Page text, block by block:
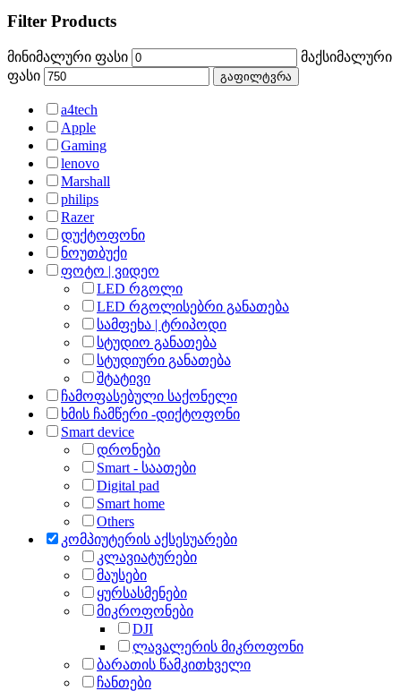
Filter Products
მინიმალური ფასი
მაქსიმალური
ფასი
გაფილტვრა
a4tech
Apple
Gaming
lenovo
Marshall
philips
Razer
დუქტოფონი
ნოუთბუქი
ფოტო | ვიდეო
LED რგოლი
LED რგოლისებრი განათება
სამფეხა | ტრიპოდი
სტუდიო განათება
სტუდიური განათება
შტატივი
ჩამოფასებული საქონელი
ხმის ჩამწერი -დიქტოფონი
Smart device
დრონები
Smart - საათები
Digital pad
Smart home
Others
კომპიუტერის აქსესუარები
კლავიატურები
მაუსები
ყურსასმენები
მიკროფონები
DJI
ლავალერის მიკროფონი
ბარათის წამკითხველი
ჩანთები